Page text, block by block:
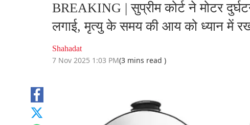
BREAKING | सुप्रीम कोर्ट ने मोटर
लगाई, मृत्यु के समय की आय को ध्यान में
Shahadat
7 Nov 2025 1:03 PM(3 mins read )